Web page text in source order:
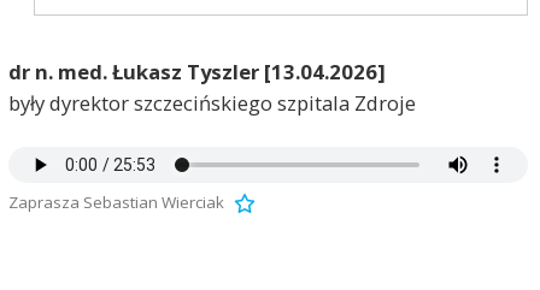
dr n. med. Łukasz Tyszler [13.04.2026]
były dyrektor szczecińskiego szpitala Zdroje
Zaprasza Sebastian Wierciak